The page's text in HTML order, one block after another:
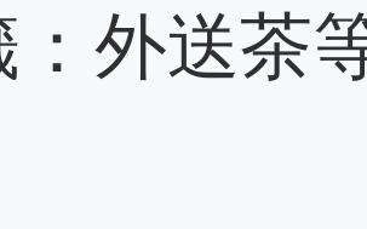
外送茶